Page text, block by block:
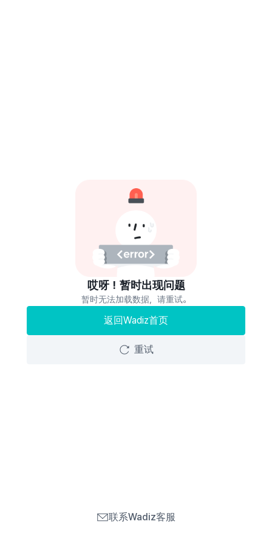
哎呀！暂时出现问题
暂时无法加载数据，请重试。
返回Wadiz首页
重试
联系Wadiz客服